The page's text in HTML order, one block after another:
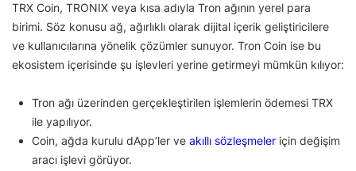
TRX Coin, TRONIX veya kısa adıyla Tron ağının yerel para
birimi. Söz konusu ağ, ağırlıklı olarak dijital içerik geliştiricilere
ve kullanıcılarına yönelik çözümler sunuyor. Tron Coin ise bu
ekosistem içerisinde şu işlevleri yerine getirmeyi mümkün kılıyor:
Tron ağı üzerinden gerçekleştirilen işlemlerin ödemesi TRX
ile yapılıyor.
Coin, ağda kurulu dApp’ler ve akıllı sözleşmeler için değişim
aracı işlevi görüyor.